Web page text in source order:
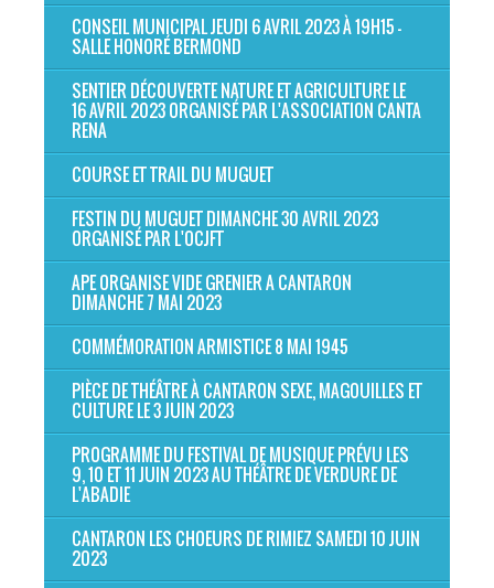
CONSEIL MUNICIPAL JEUDI 6 AVRIL 2023 À 19H15 -
SALLE HONORÉ BERMOND
SENTIER DÉCOUVERTE NATURE ET AGRICULTURE LE
16 AVRIL 2023 ORGANISÉ PAR L'ASSOCIATION CANTA
RENA
COURSE ET TRAIL DU MUGUET
FESTIN DU MUGUET DIMANCHE 30 AVRIL 2023
ORGANISÉ PAR L'OCJFT
APE ORGANISE VIDE GRENIER A CANTARON
DIMANCHE 7 MAI 2023
COMMÉMORATION ARMISTICE 8 MAI 1945
PIÈCE DE THÉÂTRE À CANTARON SEXE, MAGOUILLES ET
CULTURE LE 3 JUIN 2023
PROGRAMME DU FESTIVAL DE MUSIQUE PRÉVU LES
9, 10 ET 11 JUIN 2023 AU THÉÂTRE DE VERDURE DE
L'ABADIE
CANTARON LES CHOEURS DE RIMIEZ SAMEDI 10 JUIN
2023